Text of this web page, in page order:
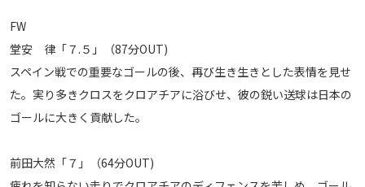
FW
堂安 律「７.５」（87分OUT)
スペイン戦での重要なゴールの後、再び生き生きとした表情を見せ
た。実り多きクロスをクロアチアに浴びせ、彼の鋭い送球は日本の
ゴールに大きく貢献した。
前田大然「７」（64分OUT)